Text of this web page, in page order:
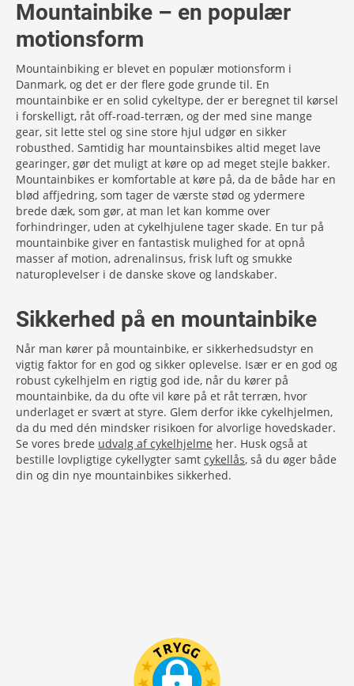
Mountainbike – en populær
motionsform
Mountainbiking er blevet en populær motionsform i
Danmark, og det er der flere gode grunde til. En
mountainbike er en solid cykeltype, der er beregnet til kørsel
i forskelligt, råt off-road-terræn, og der med sine mange
gear, sit lette stel og sine store hjul udgør en sikker
robusthed. Samtidig har mountainsbikes altid meget lave
gearinger, gør det muligt at køre op ad meget stejle bakker.
Mountainbikes er komfortable at køre på, da de både har en
blød affjedring, som tager de værste stød og ydermere
brede dæk, som gør, at man let kan komme over
forhindringer, uden at cykelhjulene tager skade. En tur på
mountainbike giver en fantastisk mulighed for at opnå
masser af motion, adrenalinsus, frisk luft og smukke
naturoplevelser i de danske skove og landskaber.
Sikkerhed på en mountainbike
Når man kører på mountainbike, er sikkerhedsudstyr en
vigtig faktor for en god og sikker oplevelse. Især er en god og
robust cykelhjelm en rigtig god ide, når du kører på
mountainbike, da du ofte vil køre på et råt terræn, hvor
underlaget er svært at styre. Glem derfor ikke cykelhjelmen,
da du med dén mindsker risikoen for alvorlige hovedskader.
Se vores brede udvalg af cykelhjelme her. Husk også at
bestille lovpligtige cykellygter samt cykellås, så du øger både
din og din nye mountainbikes sikkerhed.